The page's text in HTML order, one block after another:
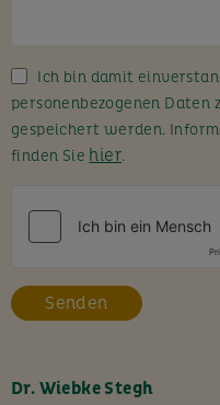
e
d
i
e
e
l
e
Ich bin damit
personenbezogenen Daten
gespeichert werden.
finden Sie hier.
Dr. Wiebke Stegh